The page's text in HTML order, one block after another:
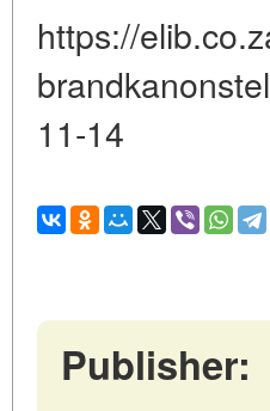
https://
11-14
Publisher: